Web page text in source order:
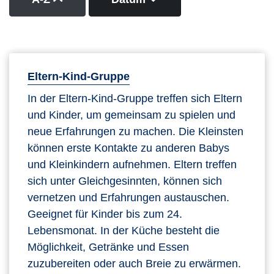
Eltern-Kind-Gruppe
In der Eltern-Kind-Gruppe treffen sich Eltern
und Kinder, um gemeinsam zu spielen und
neue Erfahrungen zu machen. Die Kleinsten
können erste Kontakte zu anderen Babys
und Kleinkindern aufnehmen. Eltern treffen
sich unter Gleichgesinnten, können sich
vernetzen und Erfahrungen austauschen.
Geeignet für Kinder bis zum 24.
Lebensmonat. In der Küche besteht die
Möglichkeit, Getränke und Essen
zuzubereiten oder auch Breie zu erwärmen.